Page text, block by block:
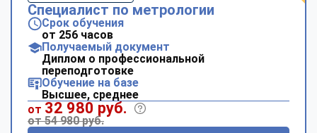
Специалист по метрологии
Срок обучения
от 256 часов
Получаемый документ
Диплом о профессиональной
переподготовке
Обучение на базе
Высшее, среднее
от 32 980 руб.
от 54 980 руб.